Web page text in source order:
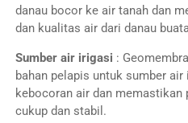
danau bocor ke air tanah dan
dan kualitas air dari danau
Sumber air irigasi :
bahan pelapis untuk sumber
kebocoran air dan memastikan
cukup dan stabil.